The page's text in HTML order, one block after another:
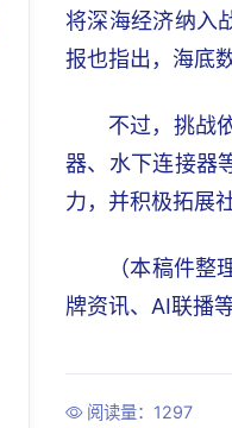
将深海经济纳入
报也指出，海底
不过，挑战
器、水下连接器
力，并积极拓展
（本稿件
牌资讯、AI联播
阅读量：1297